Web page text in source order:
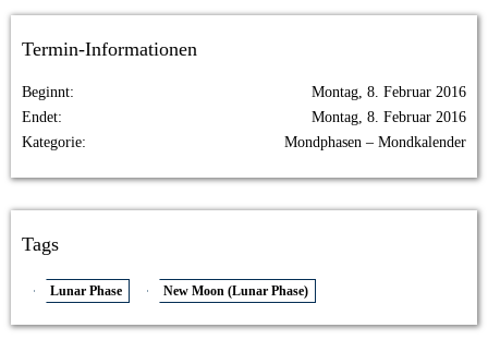
Termin-Informationen
Beginnt
Montag, 8. Februar 2016
Endet
Montag, 8. Februar 2016
Kategorie
Mondphasen – Mondkalender
Tags
Lunar Phase New Moon (Lunar Phase)